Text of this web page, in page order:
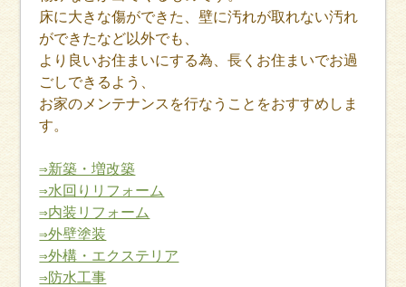
床に大きな傷ができた、壁に汚れが取れない汚れ
ができたなど以外でも、
より良いお住まいにする為、長くお住まいでお過
ごしできるよう、
お家のメンテナンスを行なうことをおすすめしま
す。
⇒新築・増改築
⇒水回りリフォーム
⇒内装リフォーム
⇒外壁塗装
⇒外構・エクステリア
⇒防水工事